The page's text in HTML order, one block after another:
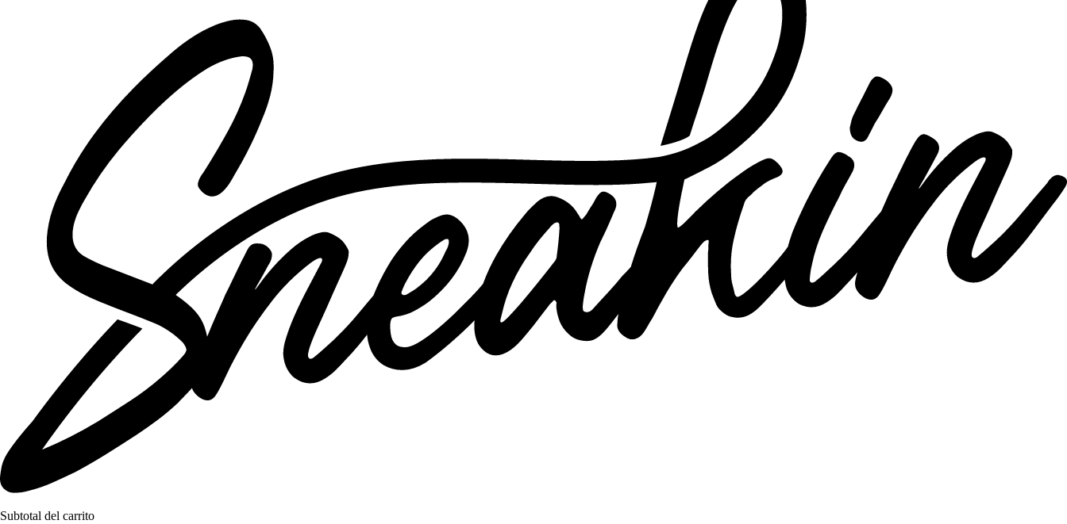
Subtotal del carrito